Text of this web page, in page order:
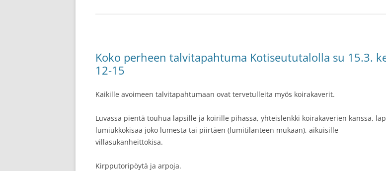
Koko perheen talvitapahtuma Kotiseututalolla su 15.3.
12-15
Kaikille avoimeen talvitapahtumaan ovat tervetulleita myös koirakaverit.
Luvassa pientä touhua lapsille ja koirille pihassa, yhteislenkki koirakaverien kanssa,
lumiukkokisaa joko lumesta tai piirtäen (lumitilanteen mukaan), aikuisille
villasukanheittokisa.
Kirpputoripöytä ja arpoja.